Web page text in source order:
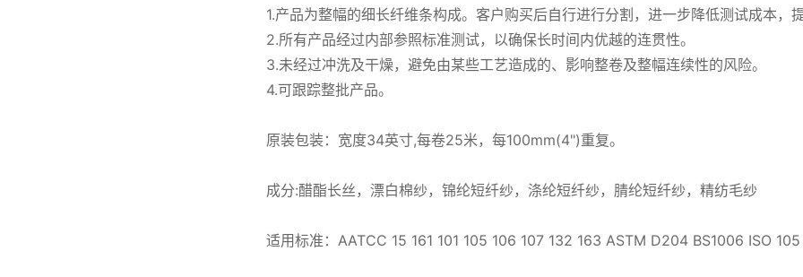
1.产品为整幅的细长纤维条构成。客户购买后自行进行分割，进一步降低测试成本，
2.所有产品经过内部参照标准测试，以确保长时间内优越的连贯性。
3.未经过冲洗及干燥，避免由某些工艺造成的、影响整卷及整幅连续性的风险。
4.可跟踪整批产品。
原装包装：宽度34英寸,每卷25米，每100mm(4")重复。
成分:醋酯长丝，漂白棉纱，锦纶短纤纱，涤纶短纤纱，腈纶短纤纱，精纺毛纱
适用标准：AATCC 15 161 101 105 106 107 132 163 ASTM D204 BS1006 ISO